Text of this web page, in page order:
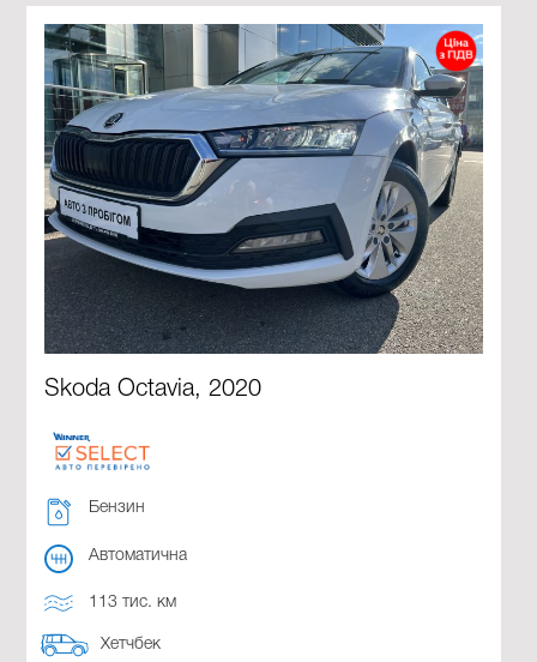
Skoda Octavia, 2020
Бензин
Автоматична
113 тис. км
Хетчбек